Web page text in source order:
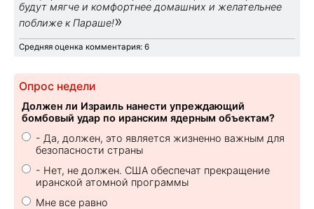
будут мягче и комфортнее домашних и желательнее
поближе к Параше!»
Средняя оценка комментария: 6
Опрос недели
Должен ли Израиль нанести упреждающий
бомбовый удар по иранским ядерным объектам?
- Да, должен, это является жизненно важным для
безопасности страны
- Нет, не должен. США обеспечат прекращение
иранской атомной программы
Мне все равно